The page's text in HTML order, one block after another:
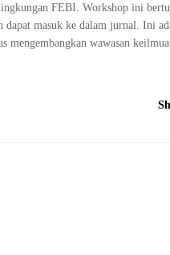
FEBI. Workshop ini
masuk ke dalam jurnal. Ini
mengembangkan wawasan